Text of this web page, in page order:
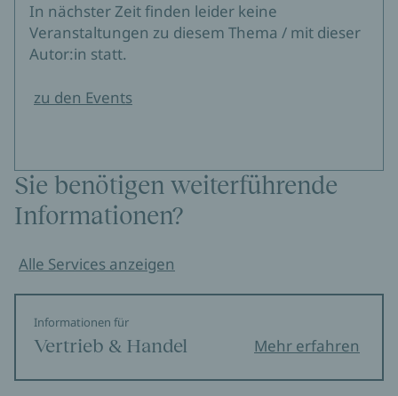
In nächster Zeit finden leider keine
Veranstaltungen zu diesem Thema / mit dieser
Autor:in statt.
zu den Events
Sie benötigen weiterführende
Informationen?
Alle Services anzeigen
Informationen für
Vertrieb & Handel Mehr erfahren